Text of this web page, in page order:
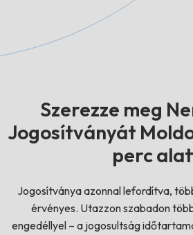
Szerezze meg
Jogosítványát
perc
Jogosítványa azonnal lefordítva,
érvényes. Utazzon szabadon
engedéllyel – a jogosultság